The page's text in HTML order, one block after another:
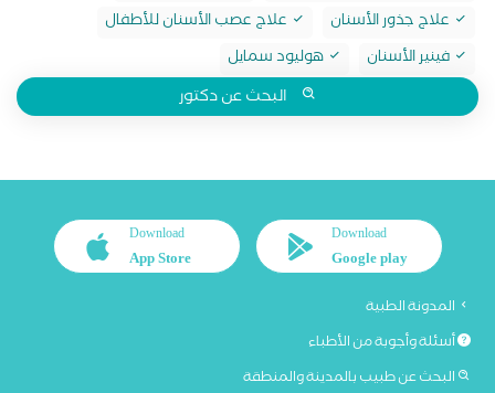
علاج جذور الأسنان
علاج عصب الأسنان للأطفال
فينير الأسنان
هوليود سمايل
البحث عن دكتور
Download
Google play
Download
App Store
المدونة الطبية
أسئلة وأجوبة من الأطباء
البحث عن طبيب بالمدينة والمنطقة